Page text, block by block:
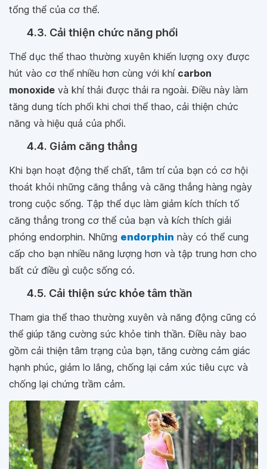
tổng thể của cơ thể.
4.3. Cải thiện chức năng phổi
Thể dục thể thao thường xuyên khiến lượng oxy được
hút vào cơ thể nhiều hơn cùng với khí carbon
monoxide và khí thải được thải ra ngoài. Điều này làm
tăng dung tích phổi khi chơi thể thao, cải thiện chức
năng và hiệu quả của phổi.
4.4. Giảm căng thẳng
Khi bạn hoạt động thể chất, tâm trí của bạn có cơ hội
thoát khỏi những căng thẳng và căng thẳng hàng ngày
trong cuộc sống. Tập thể dục làm giảm kích thích tố
căng thẳng trong cơ thể của bạn và kích thích giải
phóng endorphin. Những endorphin này có thể cung
cấp cho bạn nhiều năng lượng hơn và tập trung hơn cho
bất cứ điều gì cuộc sống có.
4.5. Cải thiện sức khỏe tâm thần
Tham gia thể thao thường xuyên và năng động cũng có
thể giúp tăng cường sức khỏe tinh thần. Điều này bao
gồm cải thiện tâm trạng của bạn, tăng cường cảm giác
hạnh phúc, giảm lo lắng, chống lại cảm xúc tiêu cực và
chống lại chứng trầm cảm.